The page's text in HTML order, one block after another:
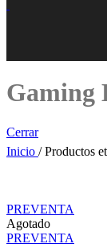
Gaming
Cerrar
Inicio / Productos
PREVENTA
Agotado
PREVENTA